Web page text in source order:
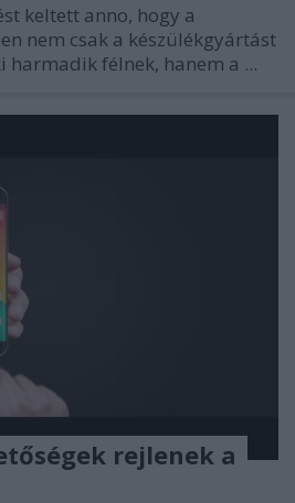
keltett anno, hogy a
nem csak a készülékgyártást
harmadik félnek, hanem a ...
rejlenek a